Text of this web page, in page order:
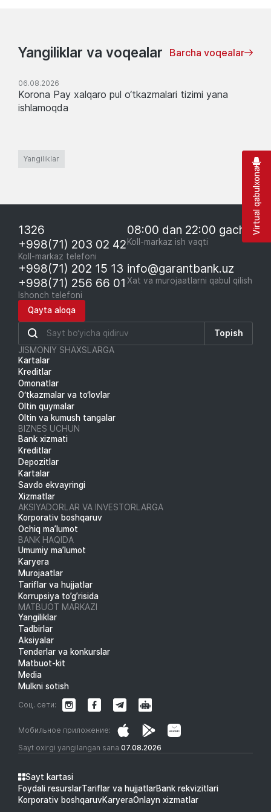
Yangiliklar va voqealar Barcha voqealar
06.08.2026
Korona Pay xalqaro pul o‘tkazmalari tizimi yana
ishlamoqda
Yangiliklar
1326
+998(71) 203 02 42
Koll-markaz telefoni
08:00 dan 22:00 gacha
Koll-markaz ish vaqti
+998(71) 202 15 13
+998(71) 256 66 01
Ishonch telefoni
info@garantbank.uz
Xat va murojaatlarni qabul qilish
Qayta aloqa
Topish
JISMONIY SHAXSLARGA
Kartalar
Kreditlar
Omonatlar
O‘tkazmalar va to‘lovlar
Oltin quymalar
Oltin va kumush tangalar
BIZNES UCHUN
Bank xizmati
Kreditlar
Depozitlar
Kartalar
Savdo ekvayringi
Xizmatlar
AKSIYADORLAR VA INVESTORLARGA
Korporativ boshqaruv
Ochiq ma’lumot
BANK HAQIDA
Umumiy ma’lumot
Karyera
Murojaatlar
Tariflar va hujjatlar
Korrupsiya to’g’risida
MATBUOT MARKAZI
Yangiliklar
Tadbirlar
Aksiyalar
Tenderlar va konkurslar
Matbuot-kit
Media
Mulkni sotish
Sayt oxirgi yangilangan sana 07.08.2026
Мобильное приложение:
Соц. сети:
Sayt kartasi
Foydali resurslarTariflar va hujjatlarBank rekvizitlari
Korporativ boshqaruvKaryeraOnlayn xizmatlar
Virtual qabulxona